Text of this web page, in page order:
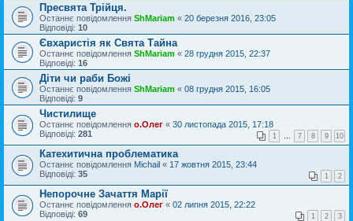
Пресвята Трійця.
Останнє повідомлення ShMariam « 20 березня 2016, 23:05
Відповіді: 10
Євхаристія як Свята Тайна
Останнє повідомлення ShMariam « 28 грудня 2015, 22:37
Відповіді: 16
Діти чи раби Божі
Останнє повідомлення ShMariam « 08 грудня 2015, 16:05
Відповіді: 9
Чистилище
Останнє повідомлення о.Олег « 30 листопада 2015, 17:18
Відповіді: 281 1 7 8 9 10
Катехитична проблематика
Останнє повідомлення Michail « 17 жовтня 2015, 23:44
Відповіді: 35 1 2
Непорочне Зачаття Марії
Останнє повідомлення о.Олег « 02 липня 2015, 22:22
Відповіді: 69 1 2 3